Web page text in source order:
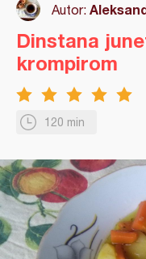
Autor:
120 min
Dinstana
krompirom